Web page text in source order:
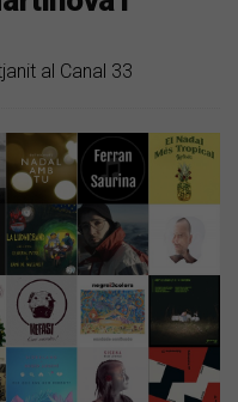
al Canal 33